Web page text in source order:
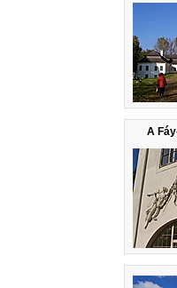
A